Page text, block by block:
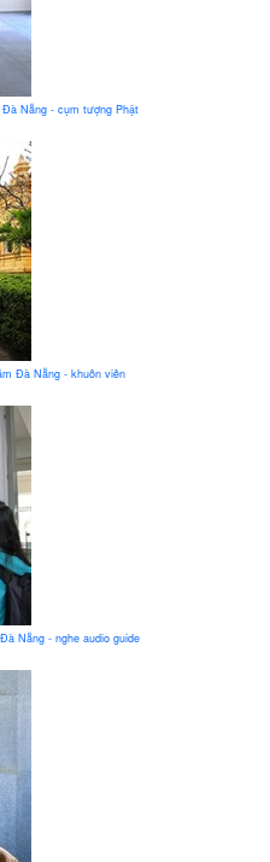
Nẵng - cụm tượng Phật
Đà Nẵng - khuôn viên
Nẵng - nghe audio guide